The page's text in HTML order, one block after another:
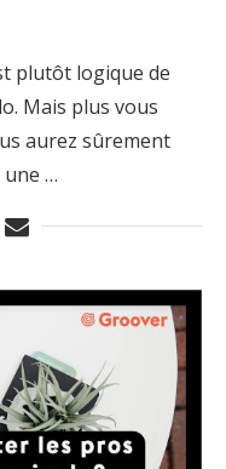
plutôt logique de
Mais plus vous
aurez sûrement
une …